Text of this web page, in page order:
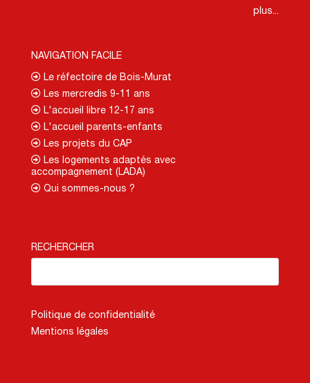
plus...
NAVIGATION FACILE
Le réfectoire de Bois-Murat
Les mercredis 9-11 ans
L'accueil libre 12-17 ans
L'accueil parents-enfants
Les projets du CAP
Les logements adaptés avec
accompagnement (LADA)
Qui sommes-nous ?
RECHERCHER
Politique de confidentialité
Mentions légales